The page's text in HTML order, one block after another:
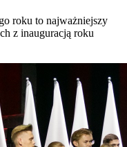
roku to najważniejszy
z inauguracją roku